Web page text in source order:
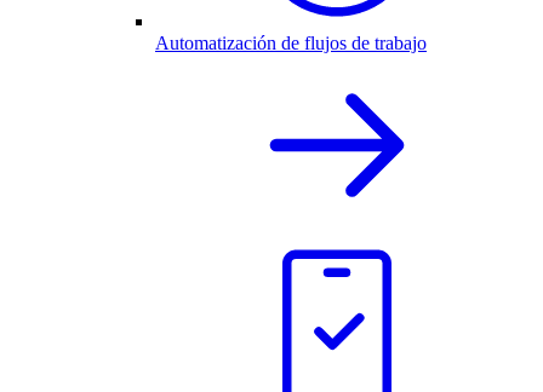
Automatización de flujos de trabajo